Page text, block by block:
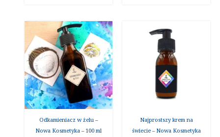
Odkamieniacz w żelu –
Nowa Kosmetyka – 100 ml
Najprostszy krem na
świecie – Nowa Kosmetyka